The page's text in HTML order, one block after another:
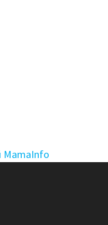
MamaInfo